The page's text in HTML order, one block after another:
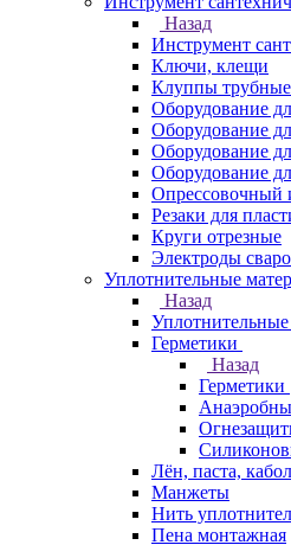
Назад
Инструмент
Ключи, клещи
Клуппы трубные
Оборудование
Оборудование
Оборудование
Оборудование
Опрессовочный
Резаки для
Круги отрезные
Электроды
Уплотнительные
Назад
Герметики
Назад
Герметики
Лён, паста,
Манжеты
Нить
Пена монтажная